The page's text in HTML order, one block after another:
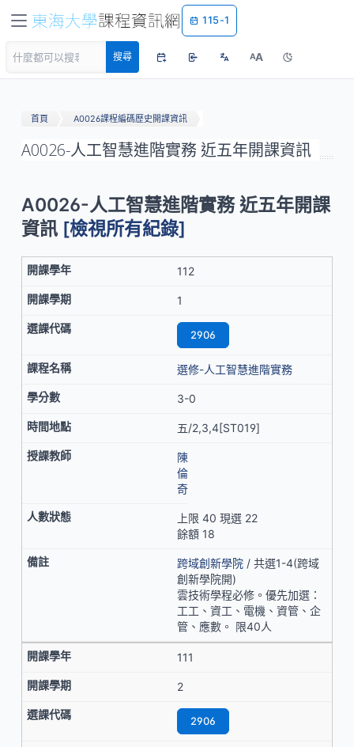
115-1
搜尋 AA
首頁 A0026課程編碼歷史開課資訊
A0026-人工智慧進階實務 近五年開課資訊
A0026-人工智慧進階實務 近五年開課
資訊 [檢視所有紀錄]
112
1
2906
選修-人工智慧進階實務
3-0
五/2,3,4[ST019]
陳
倫
奇
上限 40 現選 22
餘額 18
跨域創新學院 / 共選1-4(跨域
創新學院開)
雲技術學程必修。優先加選：
工工、資工、電機、資管、企
管、應數。 限40人
111
2
2906